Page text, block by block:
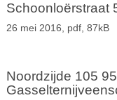
Schoonloërstraat
26 mei 2016, pdf, 87kB
Noordzijde 105